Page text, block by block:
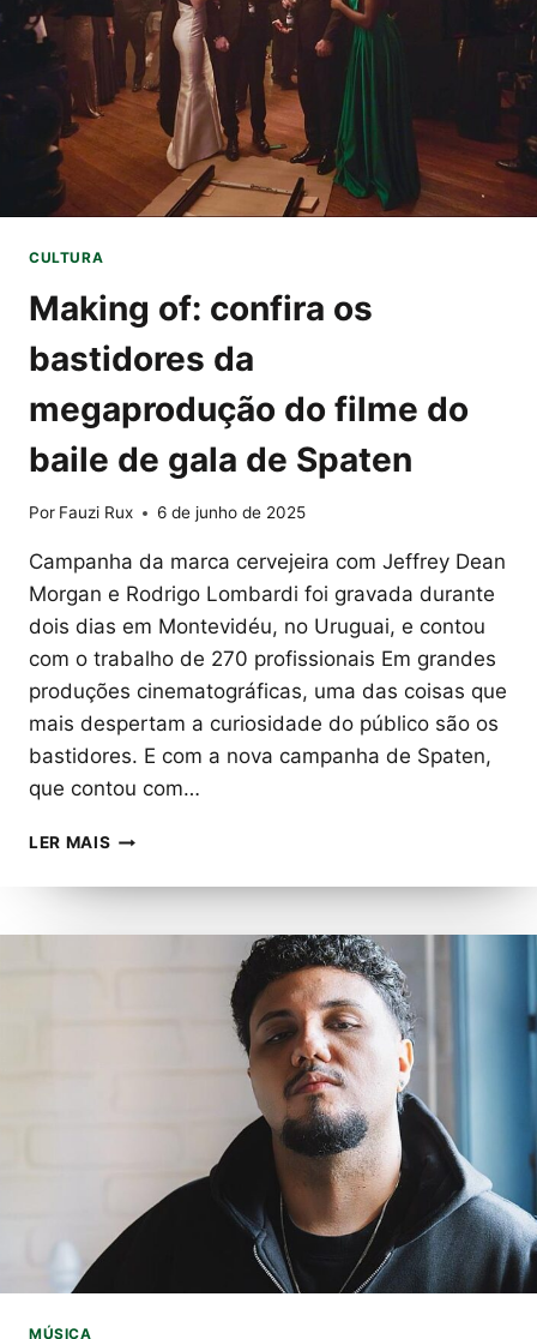
PLAY
NA
PLAYLIST”
CULTURA
Making of: confira os
bastidores da
megaprodução do filme do
baile de gala de Spaten
Por Fauzi Rux 6 de junho de 2025
Campanha da marca cervejeira com Jeffrey Dean
Morgan e Rodrigo Lombardi foi gravada durante
dois dias em Montevidéu, no Uruguai, e contou
com o trabalho de 270 profissionais Em grandes
produções cinematográficas, uma das coisas que
mais despertam a curiosidade do público são os
bastidores. E com a nova campanha de Spaten,
que contou com…
LER MAIS MAKING
CONFIRA
BASTIDORES
MEGAPRODUÇÃO
SPATEN
MÚSICA